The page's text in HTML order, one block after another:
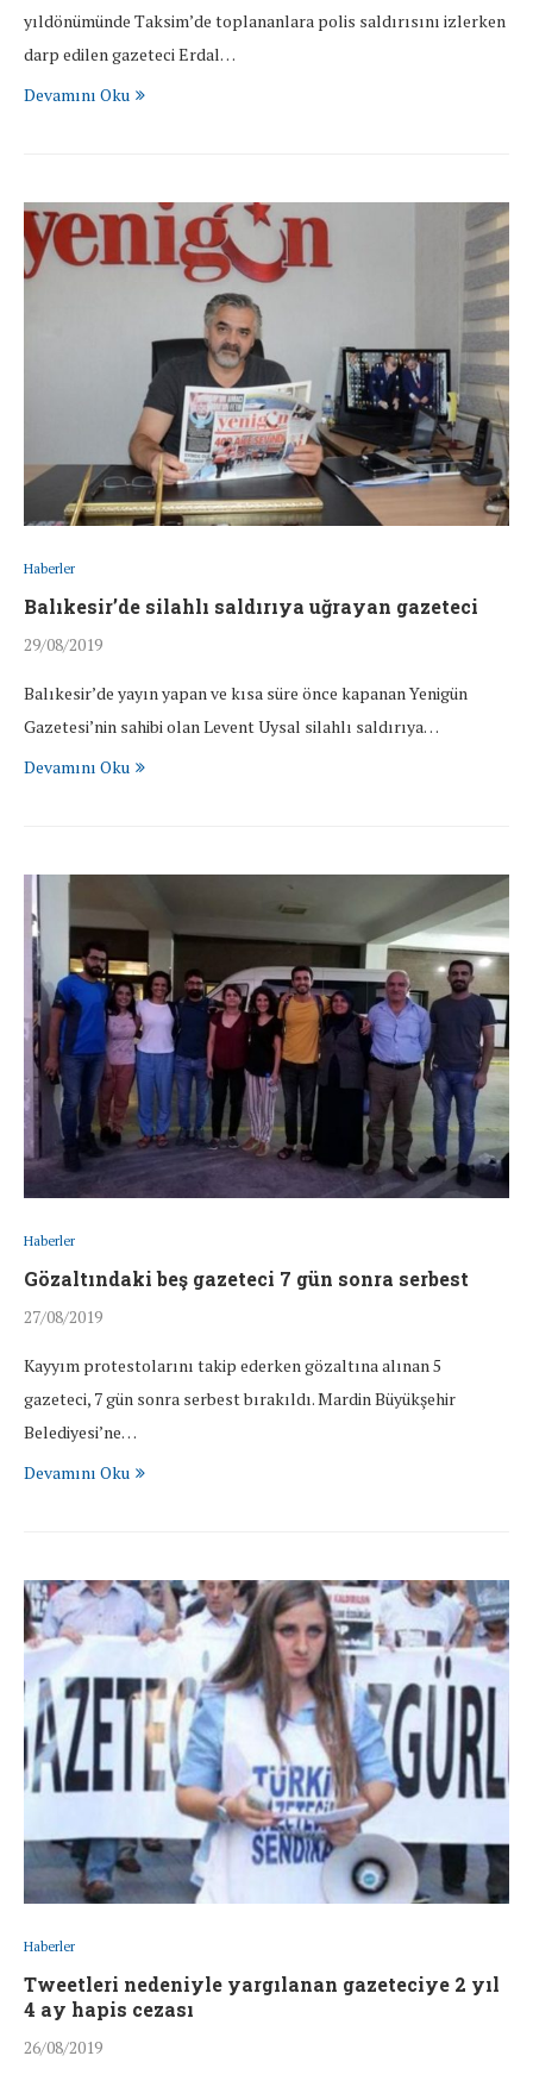
yıldönümünde Taksim’de toplananlara polis saldırısını izlerken
darp edilen gazeteci Erdal…
Devamını Oku
Haberler
Balıkesir’de silahlı saldırıya uğrayan gazeteci
29/08/2019
Balıkesir’de yayın yapan ve kısa süre önce kapanan Yenigün
Gazetesi’nin sahibi olan Levent Uysal silahlı saldırıya…
Devamını Oku
Haberler
Gözaltındaki beş gazeteci 7 gün sonra serbest
27/08/2019
Kayyım protestolarını takip ederken gözaltına alınan 5
gazeteci, 7 gün sonra serbest bırakıldı. Mardin Büyükşehir
Belediyesi’ne…
Devamını Oku
Haberler
Tweetleri nedeniyle yargılanan gazeteciye 2 yıl
4 ay hapis cezası
26/08/2019